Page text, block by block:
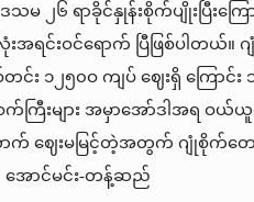
ဒသမ ၂၆ ရာခိုင်နှုန်းစိုက်ပျိုးပြီး
အရင်းဝင်ရောက် ပြီဖြစ်ပါတယ်။
င်း ၁၂၅၀ဝ ကျပ် ဈေးရှိ ကြေ
က်ကြီးများ အမှာအော်ဒါအရ ဝယ်
က် ဈေးမမြင့်တဲ့အတွက် ဂျုံစို
ာင်မင်း-တန့်ဆည်